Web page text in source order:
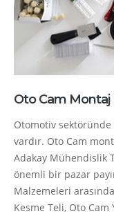
Oto Cam
Otomotiv
vardır. Oto Cam
Adakay Mühendislik
önemli bir pazar
Malzemeleri arasında
Kesme Teli, Oto Cam